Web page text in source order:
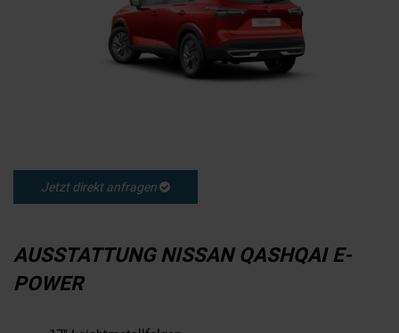
Jetzt direkt anfragen
AUSSTATTUNG NISSAN QASHQAI E-
POWER